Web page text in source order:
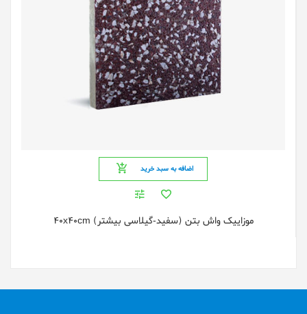
اضافه به سبد خرید
موزایيک واش بتن (سفید-گیلاسی بیشتر) 40x40cm